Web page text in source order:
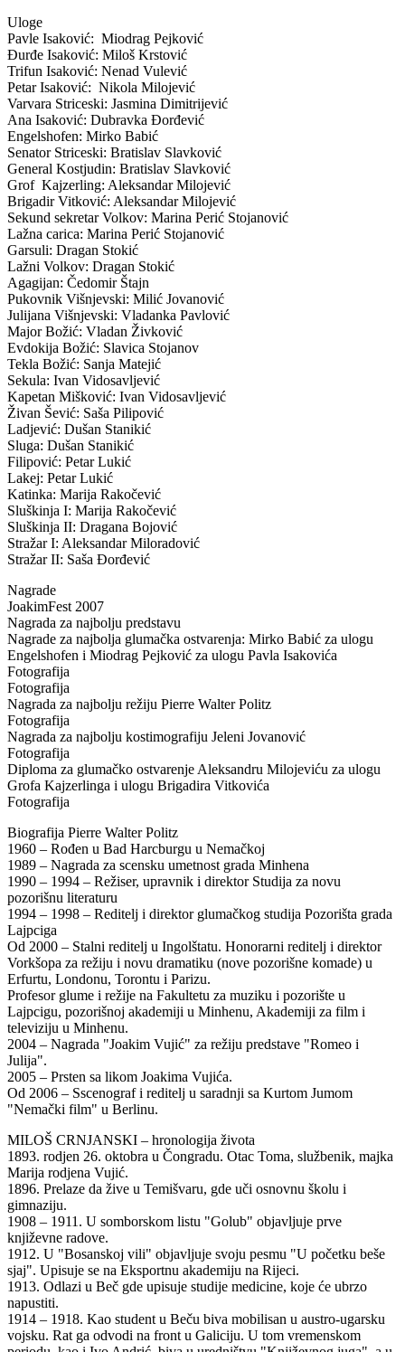
Uloge
Pavle Isaković: Miodrag Pejković
Đurđe Isaković: Miloš Krstović
Trifun Isaković: Nenad Vulević
Petar Isaković: Nikola Milojević
Varvara Striceski: Jasmina Dimitrijević
Ana Isaković: Dubravka Đorđević
Engelshofen: Mirko Babić
Senator Striceski: Bratislav Slavković
General Kostjudin: Bratislav Slavković
Grof Kajzerling: Aleksandar Milojević
Brigadir Vitković: Aleksandar Milojević
Sekund sekretar Volkov: Marina Perić Stojanović
Lažna carica: Marina Perić Stojanović
Garsuli: Dragan Stokić
Lažni Volkov: Dragan Stokić
Agagijan: Čedomir Štajn
Pukovnik Višnjevski: Milić Jovanović
Julijana Višnjevski: Vladanka Pavlović
Major Božić: Vladan Živković
Evdokija Božić: Slavica Stojanov
Tekla Božić: Sanja Matejić
Sekula: Ivan Vidosavljević
Kapetan Mišković: Ivan Vidosavljević
Živan Šević: Saša Pilipović
Ladjević: Dušan Stanikić
Sluga: Dušan Stanikić
Filipović: Petar Lukić
Lakej: Petar Lukić
Katinka: Marija Rakočević
Sluškinja I: Marija Rakočević
Sluškinja II: Dragana Bojović
Stražar I: Aleksandar Miloradović
Stražar II: Saša Đorđević
Nagrade
JoakimFest 2007
Nagrada za najbolju predstavu
Nagrade za najbolja glumačka ostvarenja: Mirko Babić za ulogu
Engelshofen i Miodrag Pejković za ulogu Pavla Isakovića
Fotografija
Fotografija
Nagrada za najbolju režiju Pierre Walter Politz
Fotografija
Nagrada za najbolju kostimografiju Jeleni Jovanović
Fotografija
Diploma za glumačko ostvarenje Aleksandru Milojeviću za ulogu
Grofa Kajzerlinga i ulogu Brigadira Vitkovića
Fotografija
Biografija Pierre Walter Politz
1960 – Rođen u Bad Harcburgu u Nemačkoj
1989 – Nagrada za scensku umetnost grada Minhena
1990 – 1994 – Režiser, upravnik i direktor Studija za novu
pozorišnu literaturu
1994 – 1998 – Reditelj i direktor glumačkog studija Pozorišta grada
Lajpciga
Od 2000 – Stalni reditelj u Ingolštatu. Honorarni reditelj i direktor
Vorkšopa za režiju i novu dramatiku (nove pozorišne komade) u
Erfurtu, Londonu, Torontu i Parizu.
Profesor glume i režije na Fakultetu za muziku i pozorište u
Lajpcigu, pozorišnoj akademiji u Minhenu, Akademiji za film i
televiziju u Minhenu.
2004 – Nagrada "Joakim Vujić" za režiju predstave "Romeo i
Julija".
2005 – Prsten sa likom Joakima Vujića.
Od 2006 – Sscenograf i reditelj u saradnji sa Kurtom Jumom
"Nemački film" u Berlinu.
MILOŠ CRNJANSKI – hronologija života
1893. rodjen 26. oktobra u Čongradu. Otac Toma, službenik, majka
Marija rodjena Vujić.
1896. Prelaze da žive u Temišvaru, gde uči osnovnu školu i
gimnaziju.
1908 – 1911. U somborskom listu "Golub" objavljuje prve
književne radove.
1912. U "Bosanskoj vili" objavljuje svoju pesmu "U početku beše
sjaj". Upisuje se na Eksportnu akademiju na Rijeci.
1913. Odlazi u Beč gde upisuje studije medicine, koje će ubrzo
napustiti.
1914 – 1918. Kao student u Beču biva mobilisan u austro-ugarsku
vojsku. Rat ga odvodi na front u Galiciju. U tom vremenskom